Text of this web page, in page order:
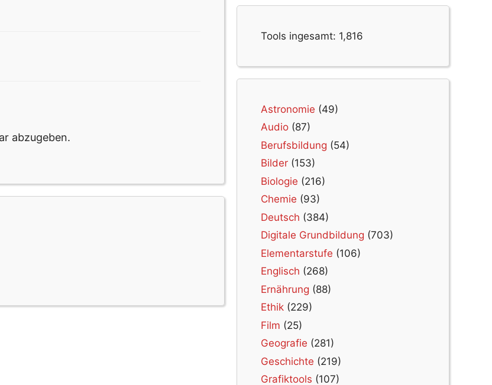
abzugeben.
Tools ingesamt: 1,816
Astronomie (49)
Audio (87)
Berufsbildung (54)
Bilder (153)
Biologie (216)
Chemie (93)
Deutsch (384)
Digitale Grundbildung (703)
Elementarstufe (106)
Englisch (268)
Ernährung (88)
Ethik (229)
Film (25)
Geografie (281)
Geschichte (219)
Grafiktools (107)